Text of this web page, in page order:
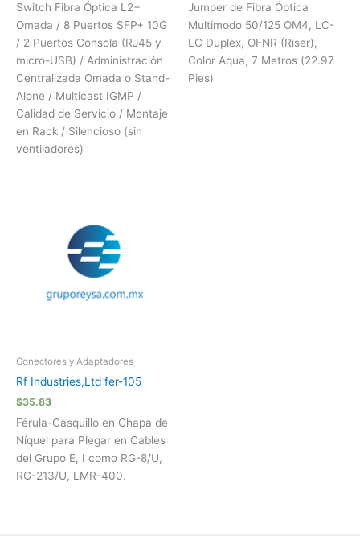
Switch Fibra Óptica L2+
Omada / 8 Puertos SFP+ 10G
/ 2 Puertos Consola (RJ45 y
micro-USB) / Administración
Centralizada Omada o Stand-
Alone / Multicast IGMP /
Calidad de Servicio / Montaje
en Rack / Silencioso (sin
ventiladores)
Jumper de Fibra Óptica
Multimodo 50/125 OM4, LC-
LC Duplex, OFNR (Riser),
Color Aqua, 7 Metros (22.97
Pies)
Conectores y Adaptadores
Rf Industries,Ltd fer-105
$35.83
Férula-Casquillo en Chapa de
Níquel para Plegar en Cables
del Grupo E, I como RG-8/U,
RG-213/U, LMR-400.